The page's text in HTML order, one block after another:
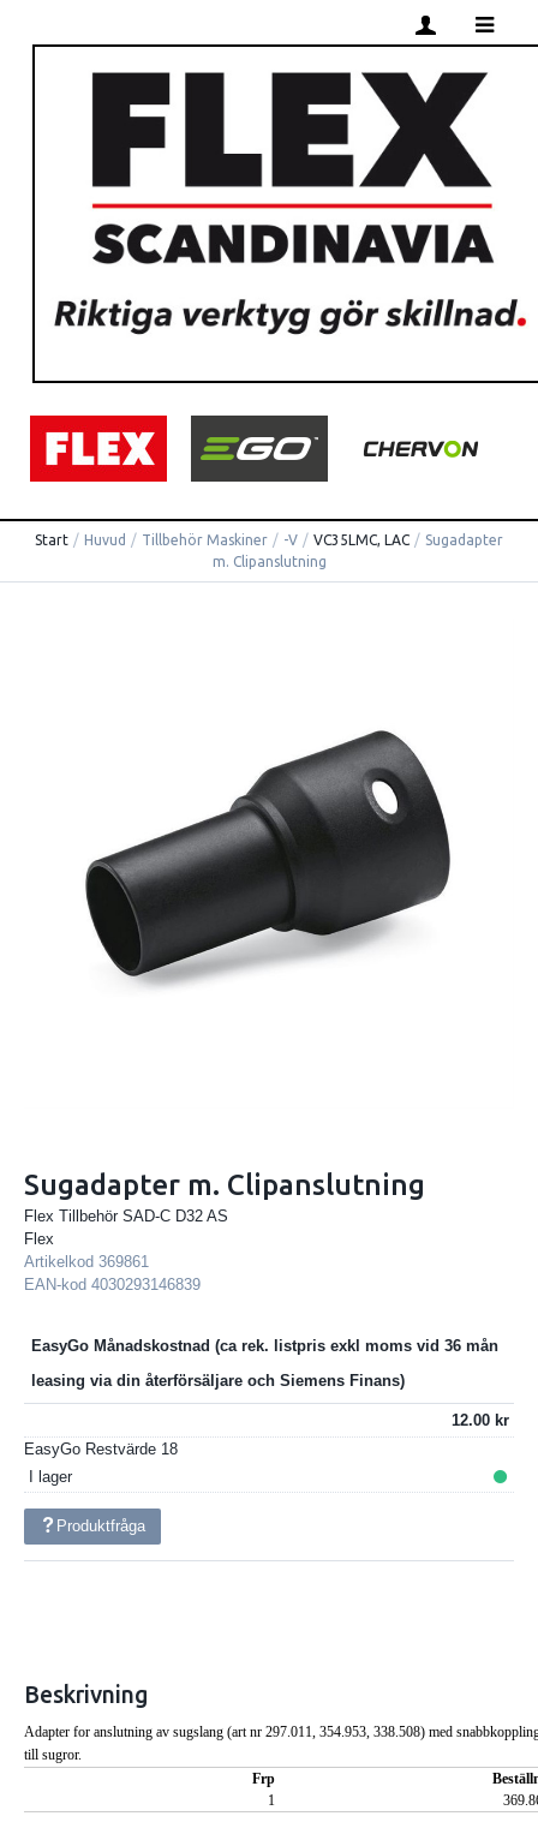
Start / Huvud / Tillbehör Maskiner / -V / VC35LMC, LAC / Sugadapter
m. Clipanslutning
Sugadapter m. Clipanslutning
Flex Tillbehör SAD-C D32 AS
Flex
Artikelkod 369861
EAN-kod 4030293146839
EasyGo Månadskostnad
12.00
EasyGo Restvärde 18
I lager
Produktfråga
Beskrivning
Adapter for anslutning av sugslang (art nr 297.011, 354.953, 338.508) med
till sugror.
Frp
1